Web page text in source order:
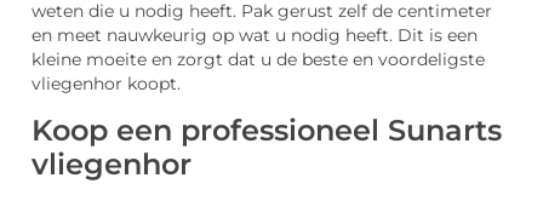
weten die u nodig heeft. Pak gerust zelf de centimeter
en meet nauwkeurig op wat u nodig heeft. Dit is een
kleine moeite en zorgt dat u de beste en voordeligste
vliegenhor koopt.
Koop een professioneel Sunarts
vliegenhor